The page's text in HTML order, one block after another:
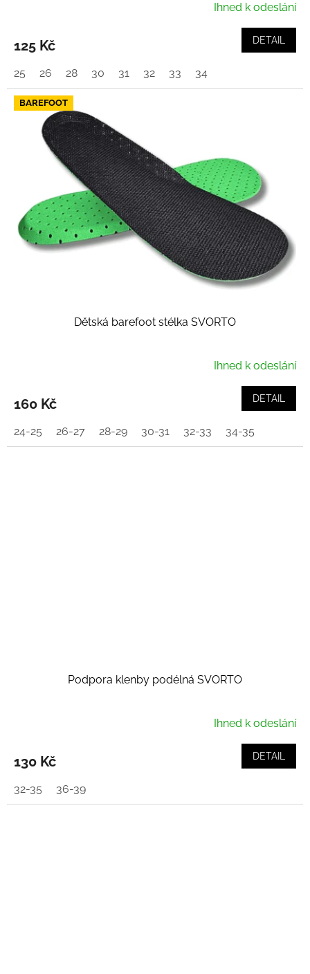
Ihned k odeslání
125 Kč DETAIL
25 26 28 30 31 32 33 34
BAREFOOT
Dětská barefoot stélka SVORTO
Ihned k odeslání
160 Kč DETAIL
24-25 26-27 28-29 30-31 32-33 34-35
Podpora klenby podélná SVORTO
Ihned k odeslání
130 Kč DETAIL
32-35 36-39